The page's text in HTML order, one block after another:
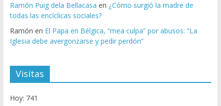
Ramón Puig dela Bellacasa en ¿Cómo surgió la madre de
todas las encíclicas sociales?
Ramón en El Papa en Bélgica, “mea culpa” por abusos: “La
Iglesia debe avergonzarse y pedir perdón”
Visitas
Hoy: 741